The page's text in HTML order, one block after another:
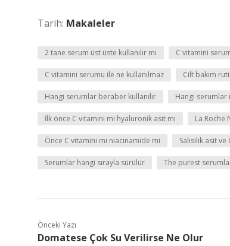
Tarih: Makaleler
2 tane serum üst üste kullanılır mı C vitamini
C vitamini serumu ile ne kullanılmaz Cilt bakım
Hangi serumlar beraber kullanılır Hangi serumlar
İlk önce C vitamini mi hyaluronik asit mi La Roche
Önce C vitamini mi niacinamide mi Salisilik asit ve
Serumlar hangi sırayla sürülür The purest
Önceki Yazı
Domatese Çok Su Verilirse Ne Olur